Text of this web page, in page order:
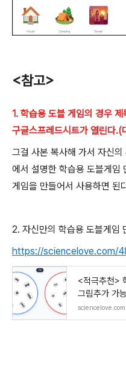
<참고>
1. 학습용 도블 게임의 경우
구글스프레드시트가 열린다.(
그걸 사본 복사해 가서 자신
에서 설명한 학습용 도블게임
게임을 만들어서 사용하면 된
2. 자신만의 학습용 도블게임
https://sciencelove.com/
<적극추천>
그림추가 가능
sciencelove.com